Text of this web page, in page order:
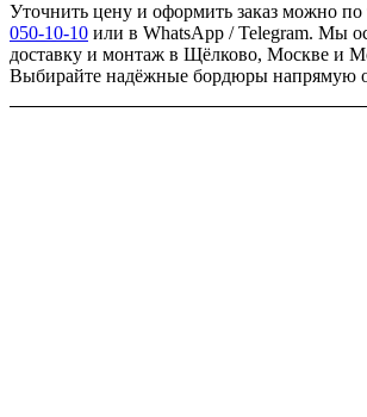
Уточнить цену и оформить заказ можно по
050-10-10 или в WhatsApp / Telegram. Мы
доставку и монтаж в Щёлково, Москве и
Выбирайте надёжные бордюры напрямую